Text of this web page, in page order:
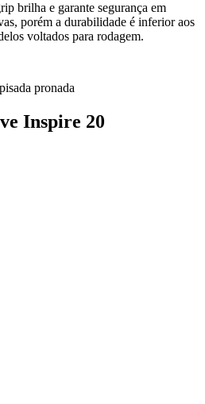
brilha e garante segurança em
porém a durabilidade é inferior aos
voltados para rodagem.
pronada
Inspire 20